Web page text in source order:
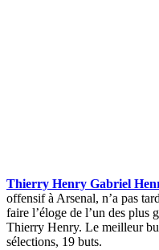
Thierry Henry Gabriel
offensif à Arsenal, n’a pas
faire l’éloge de l’un des plus
Thierry Henry. Le meilleur
sélections, 19 buts.